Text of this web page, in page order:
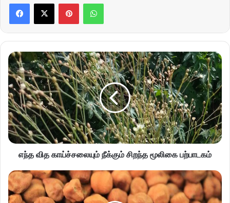
எந்த வித காய்ச்சலையும் நீக்கும் சிறந்த மூலிகை பற்பாடகம்